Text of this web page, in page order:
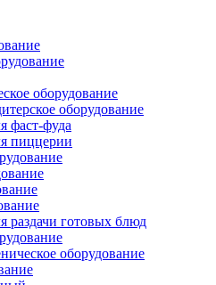
оборудование
оборудование
фаст-фуда
пиццерии
раздачи готовых блюд
оборудование